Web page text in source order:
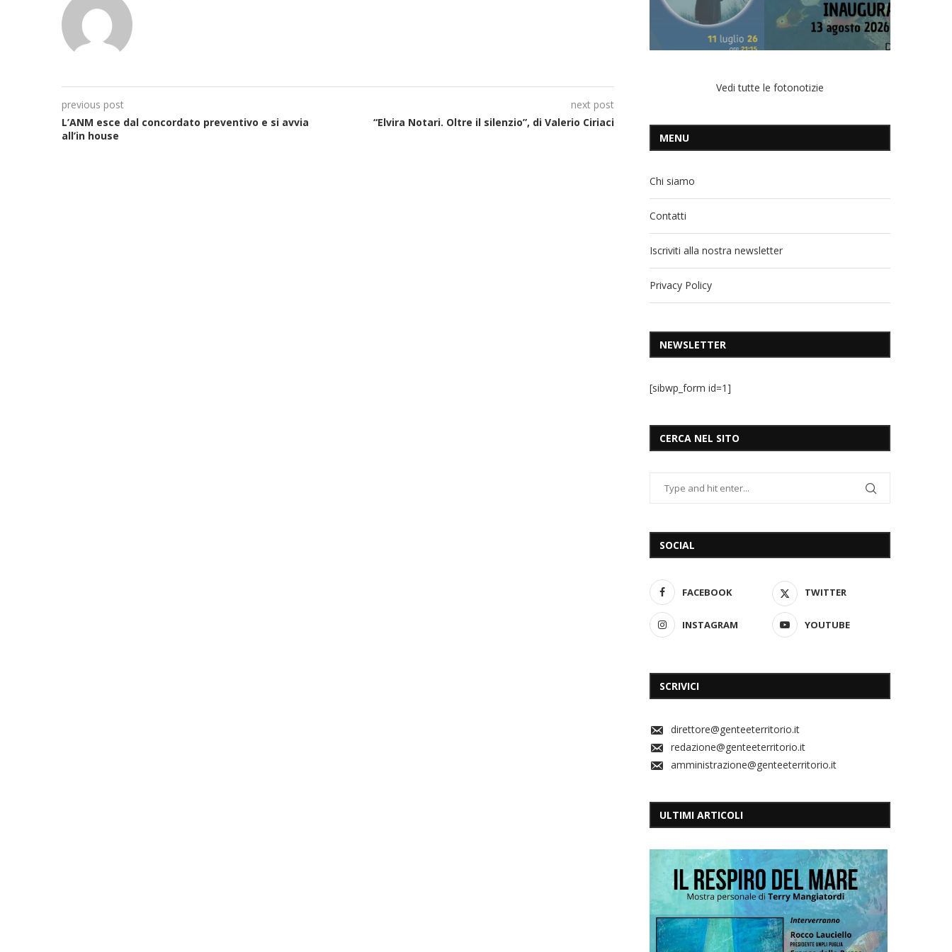
previous post
L’ANM esce dal concordato preventivo e si avvia
all’in house
next post
“Elvira Notari. Oltre il silenzio”, di Valerio Ciriaci
Vedi tutte le fotonotizie
MENU
Chi siamo
Contatti
Iscriviti alla nostra newsletter
Privacy Policy
NEWSLETTER
[sibwp_form id=1]
CERCA NEL SITO
SOCIAL
FACEBOOK TWITTER
INSTAGRAM YOUTUBE
SCRIVICI
direttore@genteeterritorio.it
redazione@genteeterritorio.it
amministrazione@genteeterritorio.it
ULTIMI ARTICOLI